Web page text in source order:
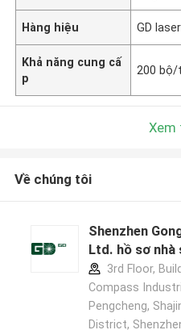
Hàng hiệu GD laser
Khả năng cung cấ
p
200 bộ/
Xem
Về chúng tôi
Shenzhen
Ltd. hồ sơ nhà
3rd Floor,
Compass
Pengcheng,
District,